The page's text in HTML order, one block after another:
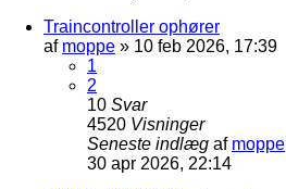
Traincontroller ophører
af moppe » 10 feb 2026, 17:39
1
2
10 Svar
4520 Visninger
Seneste indlæg af moppe
30 apr 2026, 22:14